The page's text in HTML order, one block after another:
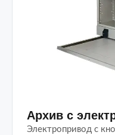
Архив с
Электропривод с